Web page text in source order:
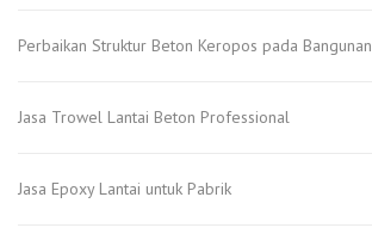
Perbaikan Struktur Beton Keropos pada Bangunan
Jasa Trowel Lantai Beton Professional
Jasa Epoxy Lantai untuk Pabrik